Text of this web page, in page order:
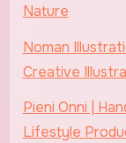
Nature
Noman
Creative
Pieni Onni |
Lifestyle